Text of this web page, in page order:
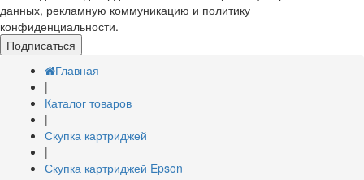
данных, рекламную коммуникацию и политику
конфиденциальности.
Подписаться
Главная
|
Каталог товаров
|
Скупка картриджей
|
Скупка картриджей Epson